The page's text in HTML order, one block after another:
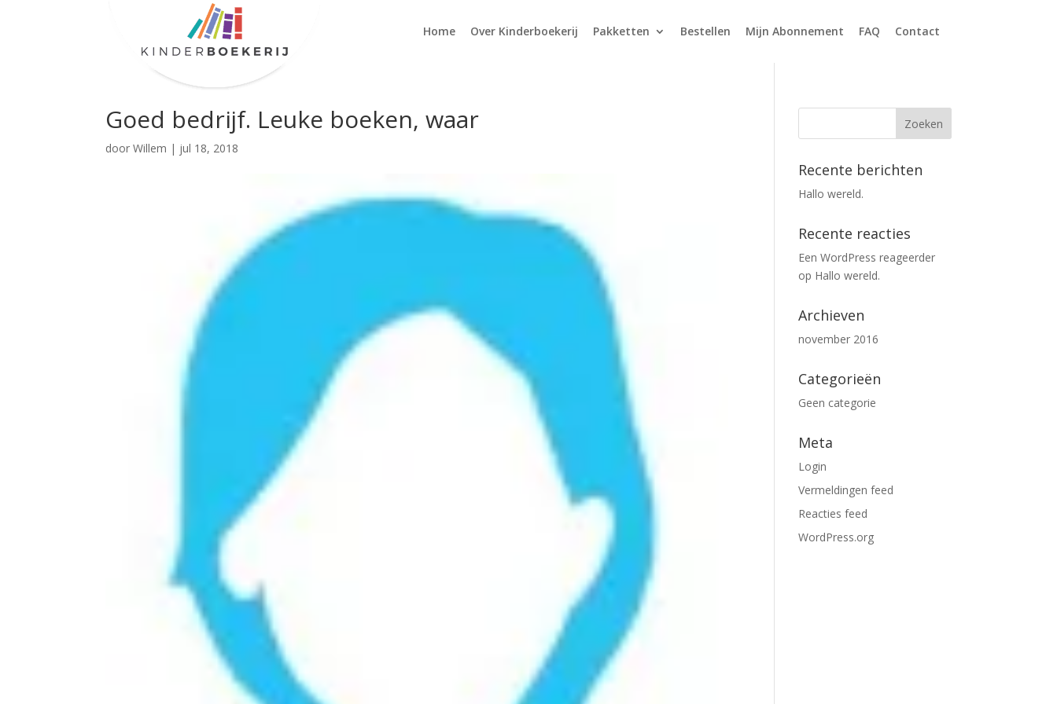
Home Over Kinderboekerij Pakketten Bestellen Mijn Abonnement FAQ Contact
Goed bedrijf. Leuke boeken, waar
doorWillem | jul 18, 2018
Recente berichten
Hallo wereld.
Recente reacties
Een WordPress reageerder
op Hallo wereld.
Archieven
november 2016
Categorieën
Geen categorie
Meta
Login
Vermeldingen feed
Reacties feed
WordPress.org